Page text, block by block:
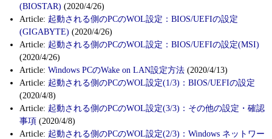
(BIOSTAR) (2020/4/26)
Article: 起動される側のPCのWOL設定：BIOS/UEFIの設定
(GIGABYTE) (2020/4/26)
Article: 起動される側のPCのWOL設定：BIOS/UEFIの設定(MSI)
(2020/4/26)
Article: Windows PCのWake on LAN設定方法 (2020/4/13)
Article: 起動される側のPCのWOL設定(1/3)：BIOS/UEFIの設定
(2020/4/8)
Article: 起動される側のPCのWOL設定(3/3)：その他の設定・確認
事項 (2020/4/8)
Article: 起動される側のPCのWOL設定(2/3)：Windows ネットワー